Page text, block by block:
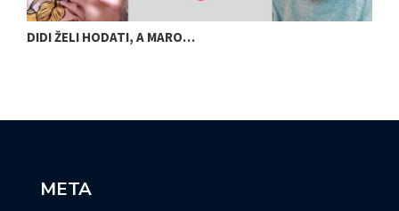
DIDI ŽELI HODATI, A MARO…
META